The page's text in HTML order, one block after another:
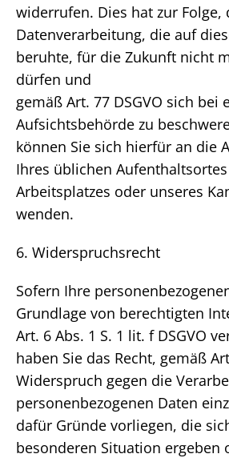
widerrufen. Dies hat zur Folge,
Datenverarbeitung, die auf
beruhte, für die Zukunft nicht
dürfen und
gemäß Art. 77 DSGVO sich bei
Aufsichtsbehörde zu
können Sie sich hierfür an die
Ihres üblichen
Arbeitsplatzes oder unseres
wenden.
6. Widerspruchsrecht
Sofern Ihre
Grundlage von berechtigten
Art. 6 Abs. 1 S. 1 lit. f DSGVO
haben Sie das Recht, gemäß
Widerspruch gegen die
personenbezogenen Daten
dafür Gründe vorliegen, die
besonderen Situation ergeben